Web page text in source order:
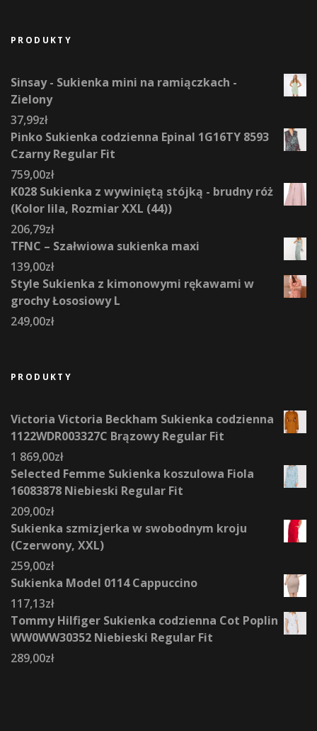
PRODUKTY
Sinsay - Sukienka mini na ramiączkach -
Zielony
37,99zł
Pinko Sukienka codzienna Epinal 1G16TY 8593
Czarny Regular Fit
759,00zł
K028 Sukienka z wywiniętą stójką - brudny róż
(Kolor lila, Rozmiar XXL (44))
206,79zł
TFNC – Szałwiowa sukienka maxi
139,00zł
Style Sukienka z kimonowymi rękawami w
grochy Łososiowy L
249,00zł
PRODUKTY
Victoria Victoria Beckham Sukienka codzienna
1122WDR003327C Brązowy Regular Fit
1 869,00zł
Selected Femme Sukienka koszulowa Fiola
16083878 Niebieski Regular Fit
209,00zł
Sukienka szmizjerka w swobodnym kroju
(Czerwony, XXL)
259,00zł
Sukienka Model 0114 Cappuccino
117,13zł
Tommy Hilfiger Sukienka codzienna Cot Poplin
WW0WW30352 Niebieski Regular Fit
289,00zł